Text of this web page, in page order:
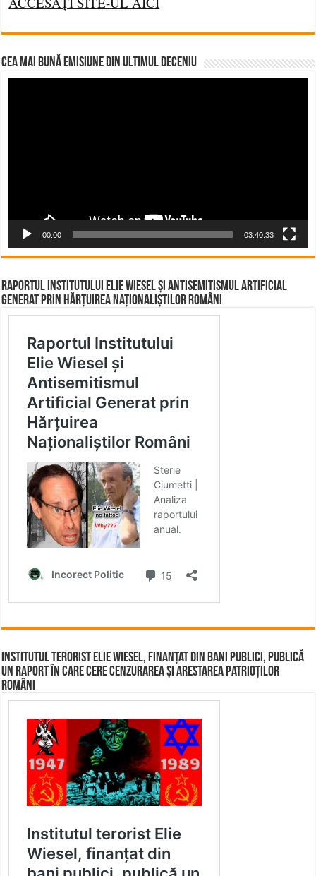
CEA MAI BUNĂ EMISIUNE DIN ULTIMUL DECENIU
00:00 03:40:33
Raportul Institutului Elie Wiesel și Antisemitismul Artificial
Generat prin Hărțuirea Naționaliștilor Români
Institutul terorist Elie Wiesel, finanțat din bani publici, publică
un raport în care cere cenzurarea și arestarea patrioților
români